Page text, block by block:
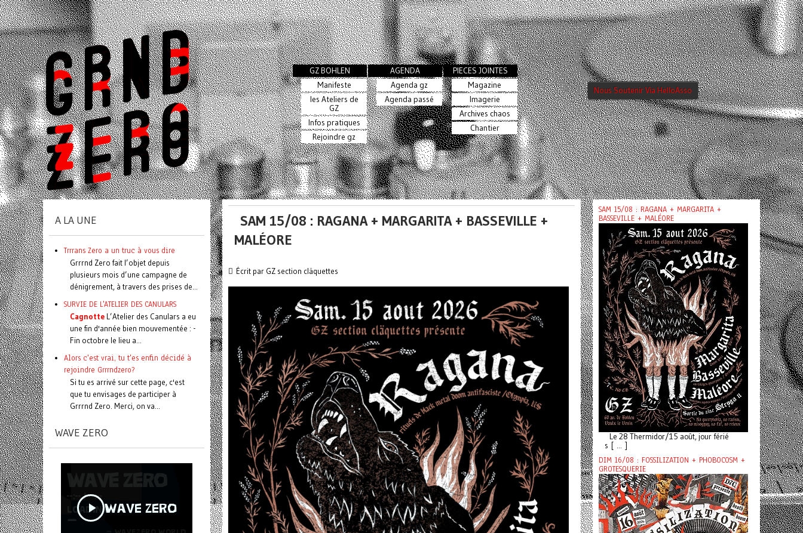
GZ BOHLEN
Manifeste
les Ateliers de
GZ
Infos pratiques
Rejoindre gz
AGENDA
Agenda gz
Agenda passé
PIECES JOINTES
Magazine
Imagerie
Archives chaos
Chantier
Nous Soutenir Via HelloAsso
SAM 15/08 : RAGANA + MARGARITA + BASSEVILLE +
MALÉORE
Écrit par GZ section cläquettes
A LA UNE
Trrrans Zero a un truc à vous dire
Grrrnd Zero fait l’objet depuis
plusieurs mois d’une campagne de
dénigrement, à travers des prises de...
SURVIE DE L'ATELIER DES CANULARS
Cagnotte L’Atelier des Canulars a eu
une fin d'année bien mouvementée : -
Fin octobre le lieu a...
Alors c'est vrai, tu t'es enfin décidé à
rejoindre Grrrndzero?
Si tu es arrivé sur cette page, c'est
que tu envisages de participer à
Grrrnd Zero. Merci, on va...
WAVE ZERO
SAM 15/08 : RAGANA + MARGARITA +
BASSEVILLE + MALÉORE
Le 28 Thermidor/15 août, jour férié
s [ ... ]
DIM 16/08 : FOSSILIZATION + PHOBOCOSM +
GROTESQUERIE